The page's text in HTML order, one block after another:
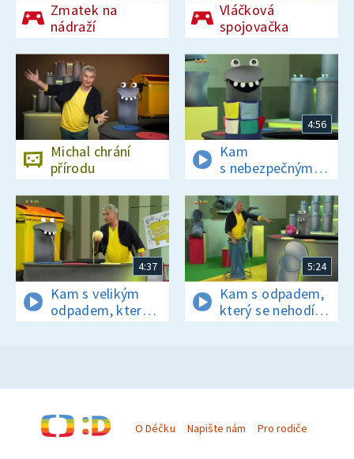
Zmatek na
nádraží
Vláčková
spojovačka
Michal chrání
přírodu
4:56
Kam
s nebezpečným
odpadem?
4:37
Kam s velikým
odpadem, který
se nevejde do
5:24
Kam s odpadem,
který se nehodí
do žádné
O Déčku Napište nám Pro rodiče